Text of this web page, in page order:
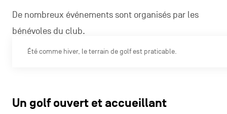
De nombreux événements sont organisés par les
bénévoles du club.
Été comme hiver, le terrain de golf est praticable.
Un golf ouvert et accueillant